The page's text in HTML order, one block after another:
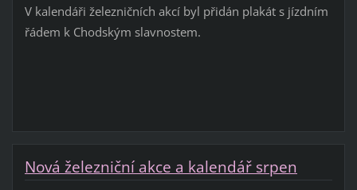
V kalendáři železničních akcí byl přidán plakát s jízdním
řádem k Chodským slavnostem.
Nová železniční akce a kalendář srpen